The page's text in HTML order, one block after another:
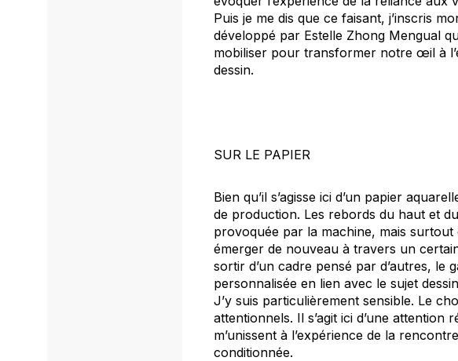
Puis je me dis que ce faisant, j’inscris
développé par Estelle Zhong Mengual
mobiliser pour transformer notre œil à
dessin.
SUR LE PAPIER
Bien qu’il s’agisse ici d’un papier
de production. Les rebords du haut et
provoquée par la machine, mais
émerger de nouveau à travers un
sortir d’un cadre pensé par d’autres,
personnalisée en lien avec le sujet
J’y suis particulièrement sensible. Le
attentionnels. Il s’agit ici d’une
m’unissent à l’expérience de la
conditionnée.